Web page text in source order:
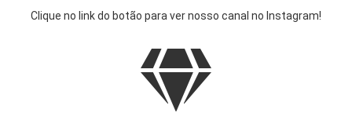
Clique no link do botão para ver nosso canal no Instagram!